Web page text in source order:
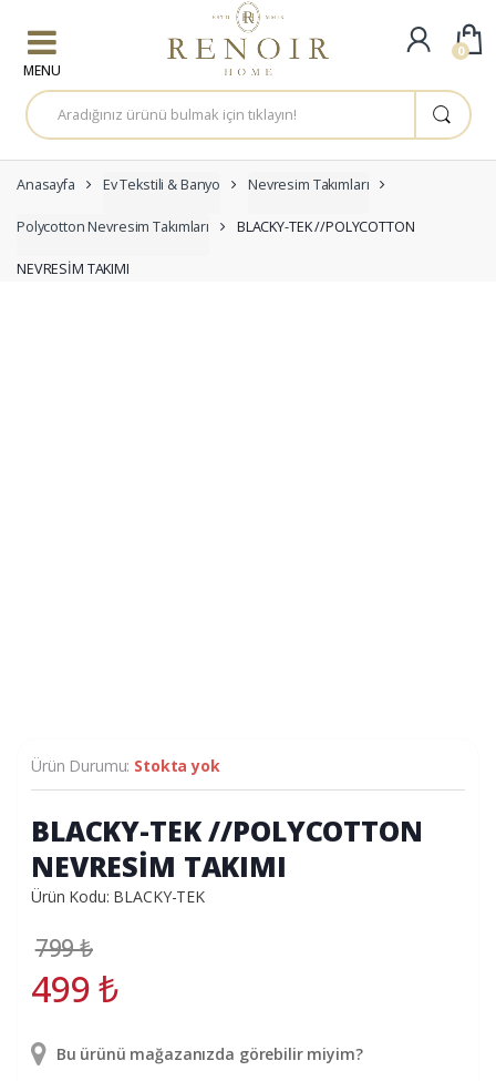
A
r
a
a
:
Anasayfa Ev Tekstili & Banyo Nevresim Takımları
Polycotton Nevresim Takımları BLACKY-TEK //POLYCOTTON
NEVRESİM TAKIMI
Ürün Durumu: Stokta yok
BLACKY-TEK //POLYCOTTON
NEVRESİM TAKIMI
Ürün Kodu: BLACKY-TEK
799₺
499₺
Bu ürünü mağazanızda görebilir miyim?
0